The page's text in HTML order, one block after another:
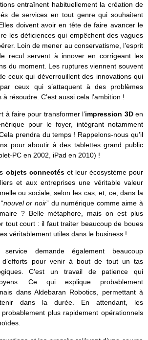
entraînent habituellement la création de
de services en tout genre qui souhaitent
doivent avoir en tête de faire avancer le
les déficiences qui empêchent des vagues
Loin de mener au conservatisme, l’esprit
recul servent à innover en corrigeant les
du moment. Les ruptures viennent souvent
ceux qui déverrouillent des innovations qui
ceux qui s’attaquent à des problèmes
résoudre. C’est aussi cela l’ambition !
à faire pour transformer l’impression 3Den
pour le foyer, intégrant notamment
prendra du temps ! Rappelons-nous qu’il
pour aboutir à des tablettes grand public
PC en 2002, iPad en 2010) !
objets connectéset leur écosystème pour
et aux entreprises une véritable valeur
ou sociale, selon les cas, et, ce, dans la
nouvel or noir” du numérique comme aime à
? Belle métaphore, mais on est plus
tout court : il faut traiter beaucoup de boues
véritablement utiles dans le business !
demande également beaucoup
d’efforts pour venir à bout de tout un tas
C’est un travail de patience qui
Ce qui explique probablement
dans Aldebaran Robotics, permettant à
dans la durée. En attendant, les
plus rapidement opérationnels